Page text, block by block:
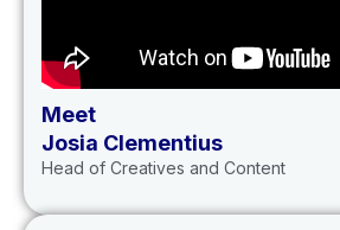
Meet
Josia Clementius
Head of Creatives and Content